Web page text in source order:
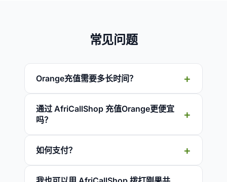
常见问题
Orange充值需要多长时间？
通过 AfriCallShop 充值Orange更便宜
吗？
如何支付？